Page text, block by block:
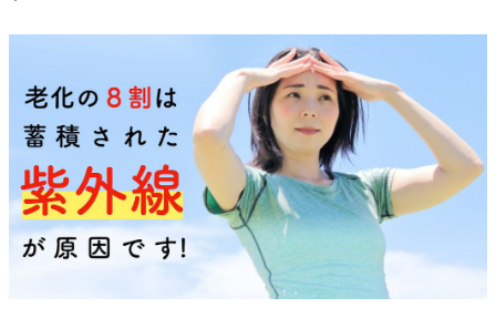
2.
汗
を
か
い
て